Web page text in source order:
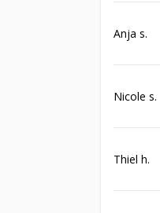
Anja s.
Nicole s.
Thiel h.